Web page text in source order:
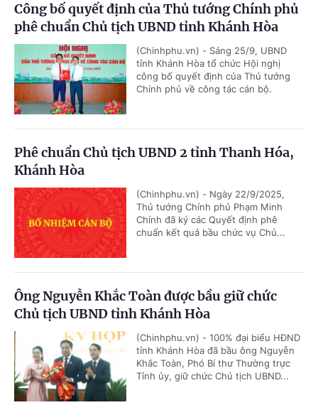
Công bố quyết định của Thủ tướng Chính phủ
phê chuẩn Chủ tịch UBND tỉnh Khánh Hòa
(Chinhphu.vn) - Sáng 25/9, UBND
tỉnh Khánh Hòa tổ chức Hội nghị
công bố quyết định của Thủ tướng
Chính phủ về công tác cán bộ.
Phê chuẩn Chủ tịch UBND 2 tỉnh Thanh Hóa,
Khánh Hòa
(Chinhphu.vn) - Ngày 22/9/2025,
Thủ tướng Chính phủ Phạm Minh
Chính đã ký các Quyết định phê
chuẩn kết quả bầu chức vụ Chủ...
Ông Nguyễn Khắc Toàn được bầu giữ chức
Chủ tịch UBND tỉnh Khánh Hòa
(Chinhphu.vn) - 100% đại biểu HĐND
tỉnh Khánh Hòa đã bầu ông Nguyễn
Khắc Toàn, Phó Bí thư Thường trực
Tỉnh ủy, giữ chức Chủ tịch UBND...